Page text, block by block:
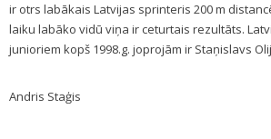
ir otrs labākais Latvijas sprinteris 200 m
laiku labāko vidū viņa ir ceturtais rezultāts.
junioriem kopš 1998.g. joprojām ir Staņislavs
Andris Staģis